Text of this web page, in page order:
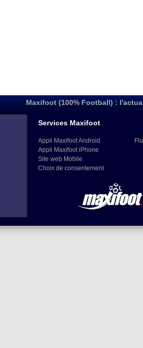
Maxifoot (100% Football) :
Services Maxifoot
Appli Maxifoot Android
Appli Maxifoot iPhone
Site web Mobile
Choix de consentement